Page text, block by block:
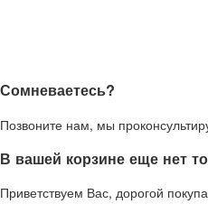
Сомневаетесь?
Позвоните нам, мы
В вашей корзине еще нет
Приветствуем Вас, дорогой